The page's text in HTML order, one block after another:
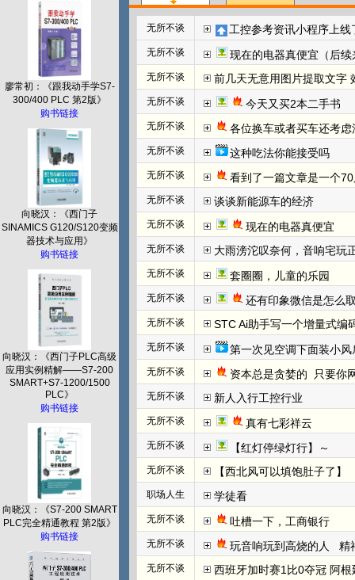
廖常初：《跟我动手学S7-
300/400 PLC 第2版》
购书链接
向晓汉：《西门子
SINAMICS G120/S120变频
器技术与应用》
购书链接
向晓汉：《西门子PLC高级
应用实例精解——S7-200
SMART+S7-1200/1500
PLC》
购书链接
向晓汉：《S7-200 SMART
PLC完全精通教程 第2版》
购书链接
无所不谈 工控参考资讯小程序上线
无所不谈 现在的电器真便宜（后续
无所不谈 前几天无意用图片提取文字
无所不谈 今天又买2本二手书
无所不谈 各位换车或者买车还考虑
无所不谈 这种吃法你能接受吗
无所不谈 看到了一篇文章是一个
无所不谈 谈谈新能源车的经济
无所不谈 现在的电器真便宜
无所不谈 大雨滂沱叹奈何，音响宅玩
无所不谈 套圈圈，儿童的乐园
无所不谈 还有印象微信是怎么
无所不谈 STC Ai助手写一个增量式编
无所不谈 第一次见空调下面装小风
无所不谈 资本总是贪婪的  只要你
无所不谈 新人入行工控行业
无所不谈 真有七彩祥云
无所不谈 【红灯停绿灯行】～
无所不谈 【西北风可以填饱肚子了】
职场人生 学徒看
无所不谈 吐槽一下，工商银行
无所不谈 玩音响玩到高烧的人   精
无所不谈 西班牙加时赛1比0夺冠 阿